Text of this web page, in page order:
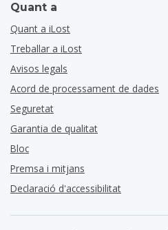
Quant a
Quant a iLost
Treballar a iLost
Avisos legals
Acord de processament de dades
Seguretat
Garantia de qualitat
Bloc
Premsa i mitjans
Declaració d'accessibilitat